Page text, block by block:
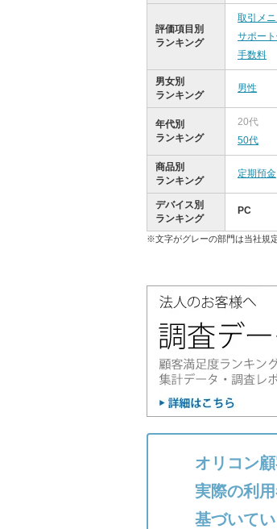
評価項目別
ランキング
取引メ
サポート
手数料
男女別
ランキング
男性
年代別
ランキング
20代
50代
商品別
ランキング
定期預金
デバイス別
ランキング
PC
※文字がグレーの部門は当社規
オリコン
実際の利
基づいてい